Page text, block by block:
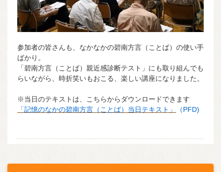
参加者の皆さんも、なかなかの碧南方言（ことば）の使い手
ばかり。
「碧南方言（ことば）親近感診断テスト」にも取り組んでも
らいながら、時折笑いもおこる、楽しい講座になりました。
※当日のテキストは、こちらからダウンロードできます
「記憶のなかの碧南方言（ことば）当日テキスト」
（PFD)